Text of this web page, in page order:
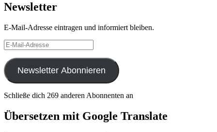
Newsletter
E-Mail-Adresse eintragen und informiert bleiben.
E-
Mail-
Adresse
Newsletter Abonnieren
Schließe dich 269 anderen Abonnenten an
Übersetzen mit Google Translate